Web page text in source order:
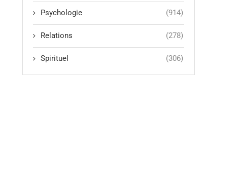
Psychologie (914)
Relations (278)
Spirituel (306)